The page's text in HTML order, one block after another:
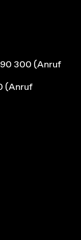
300 (Anruf
(Anruf